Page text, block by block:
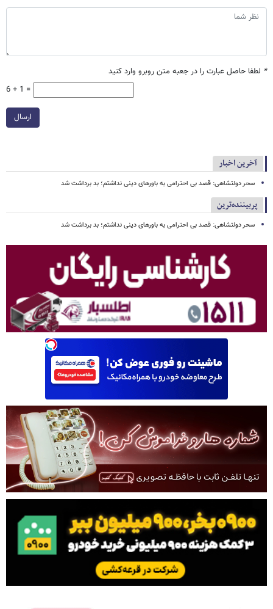
* لطفا حاصل عبارت را در جعبه متن روبرو وارد کنید
6 + 1 =
ارسال
آخرین اخبار
سحر دولتشاهی: قصد بی احترامی به باورهای دینی نداشتم؛ بد برداشت شد
پربیننده‌ترین
سحر دولتشاهی: قصد بی احترامی به باورهای دینی نداشتم؛ بد برداشت شد